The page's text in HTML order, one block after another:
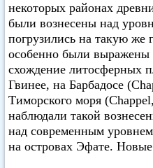
некоторых районах
были вознесены над
погрузились на такую же
особенно были выражены
схождение литосферных
Гвинее, на Барбадосе
Тиморского моря
наблюдали такой
над современным
на островах Эфате.